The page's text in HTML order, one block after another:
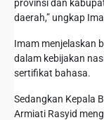
provinsi dan
daerah,” ungkap
Imam menjelaskan
dalam kebijakan
sertifikat bahasa.
Sedangkan Kepala
Armiati Rasyid